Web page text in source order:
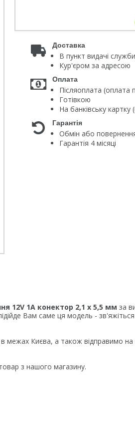
Доставка
В пункт видачі
Кур'єром за адресою
Оплата
Післяоплата (оплата
Готівкою
На банківську
Гарантія
Обмін або
Гарантія 4 місяці
12V 1А конектор 2,1 х 5,5 мм за
Вам саме ця модель -
межах Києва, а також відправимо на
з нашого магазину.